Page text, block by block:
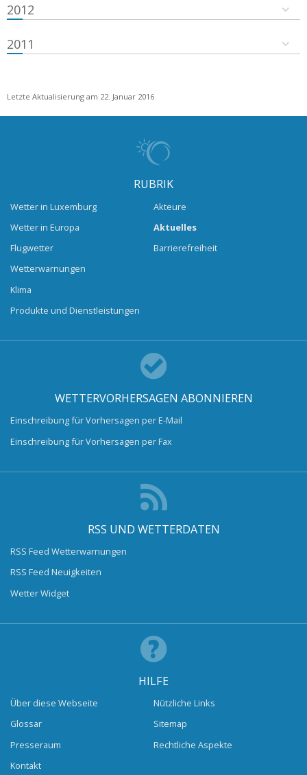
2012
2011
Letzte Aktualisierung am 22. Januar 2016
RUBRIK
Wetter in Luxemburg
Wetter in Europa
Flugwetter
Wetterwarnungen
Klima
Produkte und Dienstleistungen
Akteure
Aktuelles
Barrierefreiheit
WETTERVORHERSAGEN ABONNIEREN
Einschreibung für Vorhersagen per E-Mail
Einschreibung für Vorhersagen per Fax
RSS UND WETTERDATEN
RSS Feed Wetterwarnungen
RSS Feed Neuigkeiten
Wetter Widget
HILFE
Über diese Webseite
Glossar
Presseraum
Kontakt
Nützliche Links
Sitemap
Rechtliche Aspekte